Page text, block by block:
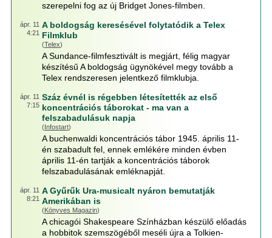
szerepelni fog az új Bridget Jones-filmben.
ápr. 11
4:21
A boldogság keresésével folytatódik a Telex
Filmklub
(Telex)
A Sundance-filmfesztivált is megjárt, félig magyar
készítésű A boldogság ügynökével megy tovább a
Telex rendszeresen jelentkező filmklubja.
ápr. 11
7:15
Száz évnél is régebben létesítették az első
koncentrációs táborokat - ma van a
felszabadulásuk napja
(Infostart)
A buchenwaldi koncentrációs tábor 1945. április 11-
én szabadult fel, ennek emlékére minden évben
április 11-én tartják a koncentrációs táborok
felszabadulásának emléknapját.
ápr. 11
8:21
A Gyűrűk Ura-musicalt nyáron bemutatják
Amerikában is
(Könyves Magazin)
A chicagói Shakespeare Színházban készülő előadás
a hobbitok szemszögéből meséli újra a Tolkien-